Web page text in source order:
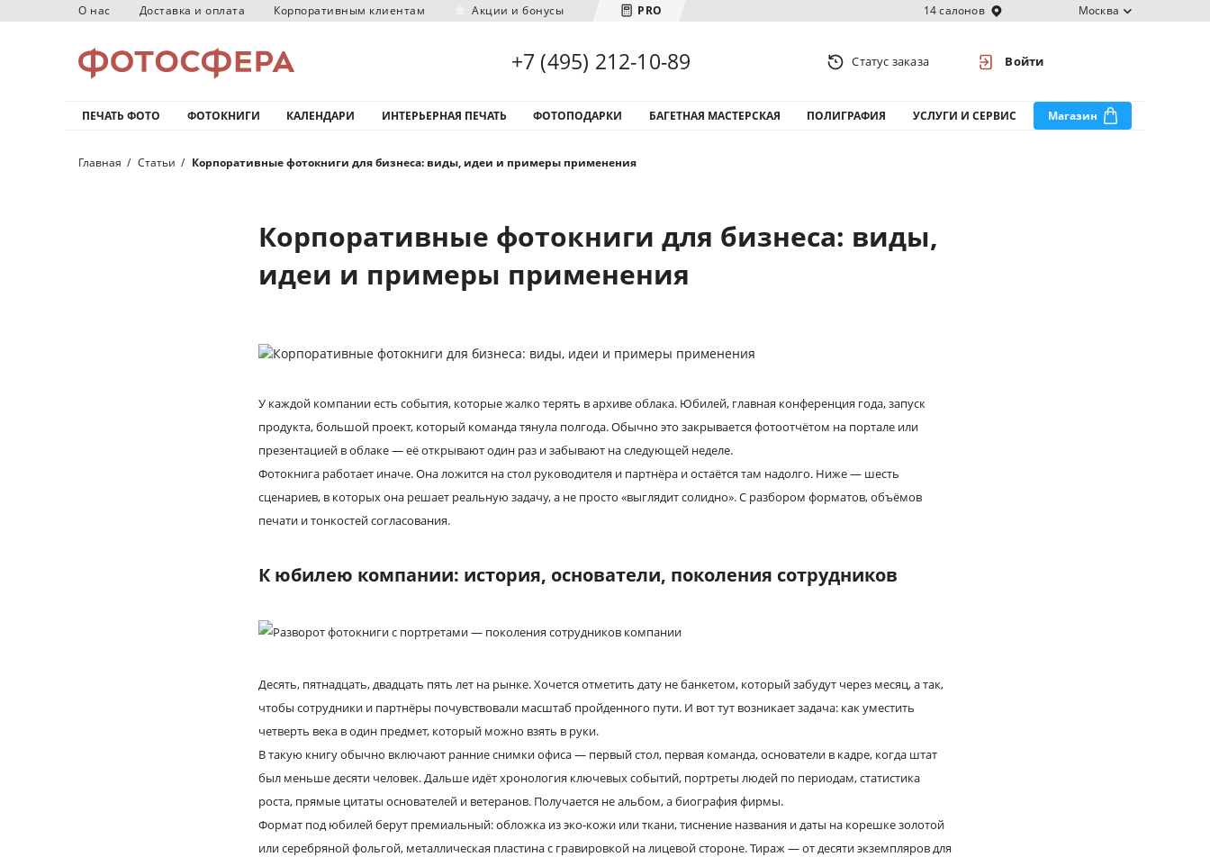
О нас Доставка и оплата Корпоративным клиентам Акции и бонусы PRO 14 салонов Москва
Загрузка городов...
+7 (495) 212-10-89 Статус заказа Войти
ПЕЧАТЬ ФОТО ФОТОКНИГИ КАЛЕНДАРИ ИНТЕРЬЕРНАЯ ПЕЧАТЬ ФОТОПОДАРКИ БАГЕТНАЯ МАСТЕРСКАЯ ПОЛИГРАФИЯ УСЛУГИ И СЕРВИС Магазин
Главная Статьи Корпоративные фотокниги для бизнеса: виды, идеи и примеры применения
Корпоративные фотокниги для бизнеса: виды,
идеи и примеры применения
У каждой компании есть события, которые жалко терять в архиве облака. Юбилей, главная конференция года, запуск
продукта, большой проект, который команда тянула полгода. Обычно это закрывается фотоотчётом на портале или
презентацией в облаке — её открывают один раз и забывают на следующей неделе.
Фотокнига работает иначе. Она ложится на стол руководителя и партнёра и остаётся там надолго. Ниже — шесть
сценариев, в которых она решает реальную задачу, а не просто «выглядит солидно». С разбором форматов, объёмов
печати и тонкостей согласования.
К юбилею компании: история, основатели, поколения сотрудников
Десять, пятнадцать, двадцать пять лет на рынке. Хочется отметить дату не банкетом, который забудут через месяц, а так,
чтобы сотрудники и партнёры почувствовали масштаб пройденного пути. И вот тут возникает задача: как уместить
четверть века в один предмет, который можно взять в руки.
В такую книгу обычно включают ранние снимки офиса — первый стол, первая команда, основатели в кадре, когда штат
был меньше десяти человек. Дальше идёт хронология ключевых событий, портреты людей по периодам, статистика
роста, прямые цитаты основателей и ветеранов. Получается не альбом, а биография фирмы.
Формат под юбилей берут премиальный: обложка из эко-кожи или ткани, тиснение названия и даты на корешке золотой
или серебряной фольгой, металлическая пластина с гравировкой на лицевой стороне. Тираж — от десяти экземпляров для